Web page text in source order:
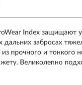
Index защищают
дальних забросах
прочного и тонкого
Великолепно